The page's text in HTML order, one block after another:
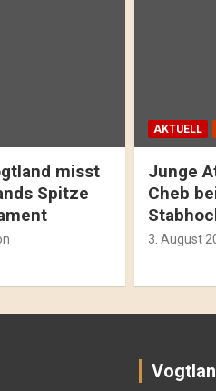
misst
Spitze
AKTUELL
Junge
Cheb
3. August